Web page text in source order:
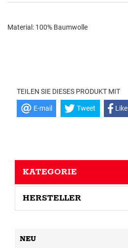
Material: 100% Baumwolle
TEILEN SIE DIESES PRODUKT MIT
E-mail Tweet Like
KATEGORIE
HERSTELLER
NEU